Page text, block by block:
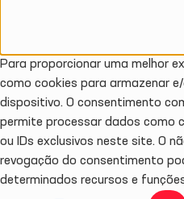
Para proporcionar uma melhor
como cookies para armazenar
dispositivo. O consentimento
permite processar dados como
ou IDs exclusivos neste site. O
revogação do consentimento
determinados recursos e